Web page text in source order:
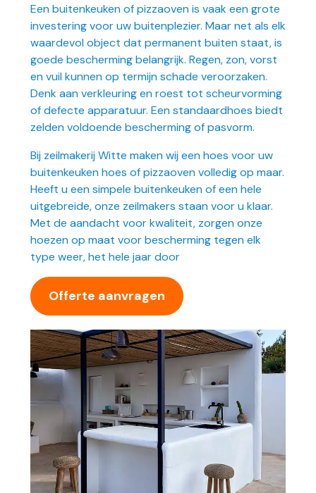
Een buitenkeuken of pizzaoven is vaak een grote
investering voor uw buitenplezier. Maar net als elk
waardevol object dat permanent buiten staat, is
goede bescherming belangrijk. Regen, zon, vorst
en vuil kunnen op termijn schade veroorzaken.
Denk aan verkleuring en roest tot scheurvorming
of defecte apparatuur. Een standaardhoes biedt
zelden voldoende bescherming of pasvorm.
Bij zeilmakerij Witte maken wij een hoes voor uw
buitenkeuken hoes of pizzaoven volledig op maar.
Heeft u een simpele buitenkeuken of een hele
uitgebreide, onze zeilmakers staan voor u klaar.
Met de aandacht voor kwaliteit, zorgen onze
hoezen op maat voor bescherming tegen elk
type weer, het hele jaar door
Offerte aanvragen